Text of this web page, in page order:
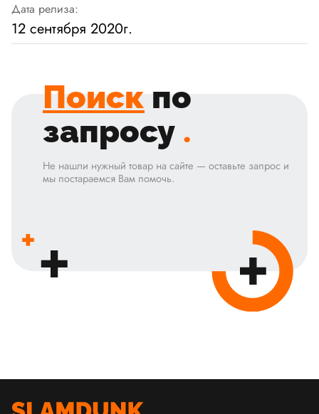
Дата релиза:
12 сентября 2020г.
Поиск по
запросу .
Не нашли нужный товар на сайте — оставьте запрос и
мы постараемся Вам помочь.